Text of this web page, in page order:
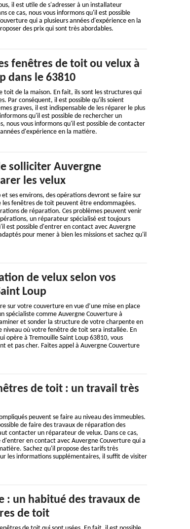
il est utile de s'adresser à un installateur
ce cas, nous vous informons qu'il est possible
qui a plusieurs années d'expérience en la
des prix qui sont très abordables.
fenêtres de toit ou velux à
dans le 63810
toit de la maison. En fait, ils sont les structures qui
Par conséquent, il est possible qu'ils soient
graves, il est indispensable de les réparer le plus
qu'il est possible de rechercher un
nous vous informons qu'il est possible de contacter
d'expérience en la matière.
solliciter Auvergne
les velux
ses environs, des opérations devront se faire sur
fenêtres de toit peuvent être endommagées.
de réparation. Ces problèmes peuvent venir
un réparateur spécialisé est toujours
est possible d'entrer en contact avec Auvergne
pour mener à bien les missions et sachez qu'il
de velux selon vos
Loup
sur votre couverture en vue d’une mise en place
spécialiste comme Auvergne Couverture à
et sonder la structure de votre charpente en
niveau où votre fenêtre de toit sera installée. En
opère à Tremouille Saint Loup 63810, vous
et pas cher. Faites appel à Auvergne Couverture
de toit : un travail très
peuvent se faire au niveau des immeubles.
de faire des travaux de réparation des
contacter un réparateur de velux. Dans ce cas,
d'entrer en contact avec Auvergne Couverture qui a
Sachez qu'il propose des tarifs très
les informations supplémentaires, il suffit de visiter
: un habitué des travaux de
de toit